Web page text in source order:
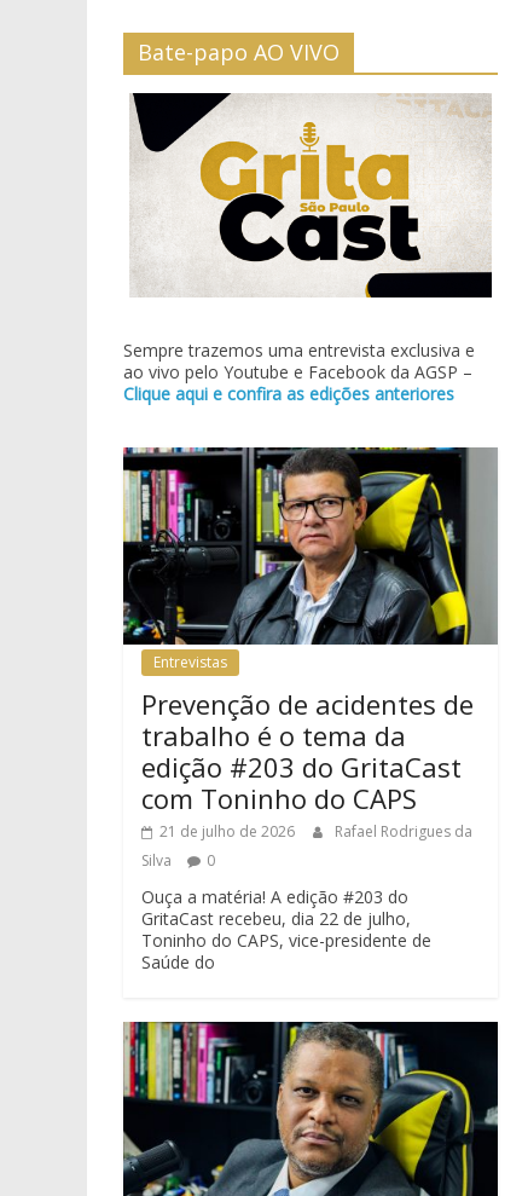
Bate-papo AO VIVO
Sempre trazemos uma entrevista exclusiva e
ao vivo pelo Youtube e Facebook da AGSP –
Clique aqui e confira as edições anteriores
Entrevistas
Prevenção de acidentes de
trabalho é o tema da
edição #203 do GritaCast
com Toninho do CAPS
21 de julho de 2026
Rafael Rodrigues da
Silva
0
Ouça a matéria! A edição #203 do
GritaCast recebeu, dia 22 de julho,
Toninho do CAPS, vice-presidente de
Saúde do